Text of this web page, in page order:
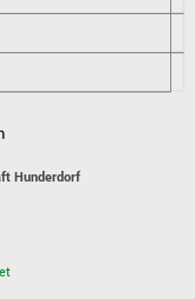
Hunderdorf